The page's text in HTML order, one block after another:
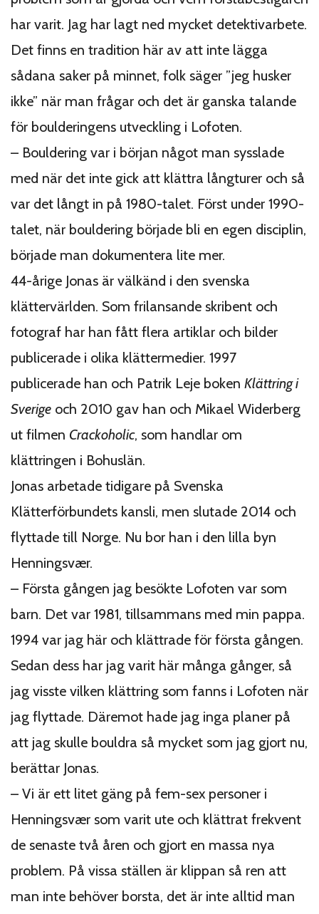
har varit. Jag har lagt ned mycket detektivarbete.
Det finns en tradition här av att inte lägga
sådana saker på minnet, folk säger ”jeg husker
ikke” när man frågar och det är ganska talande
för boulderingens utveckling i Lofoten.
– Bouldering var i början något man sysslade
med när det inte gick att klättra långturer och så
var det långt in på 1980-talet. Först under 1990-
talet, när bouldering började bli en egen disciplin,
började man dokumentera lite mer.
44-årige Jonas är välkänd i den svenska
klättervärlden. Som frilansande skribent och
fotograf har han fått flera artiklar och bilder
publicerade i olika klättermedier. 1997
publicerade han och Patrik Leje boken Klättring i
Sverige och 2010 gav han och Mikael Widerberg
ut filmen Crackoholic, som handlar om
klättringen i Bohuslän.
Jonas arbetade tidigare på Svenska
Klätterförbundets kansli, men slutade 2014 och
flyttade till Norge. Nu bor han i den lilla byn
Henningsvær.
– Första gången jag besökte Lofoten var som
barn. Det var 1981, tillsammans med min pappa.
1994 var jag här och klättrade för första gången.
Sedan dess har jag varit här många gånger, så
jag visste vilken klättring som fanns i Lofoten när
jag flyttade. Däremot hade jag inga planer på
att jag skulle bouldra så mycket som jag gjort nu,
berättar Jonas.
– Vi är ett litet gäng på fem-sex personer i
Henningsvær som varit ute och klättrat frekvent
de senaste två åren och gjort en massa nya
problem. På vissa ställen är klippan så ren att
man inte behöver borsta, det är inte alltid man